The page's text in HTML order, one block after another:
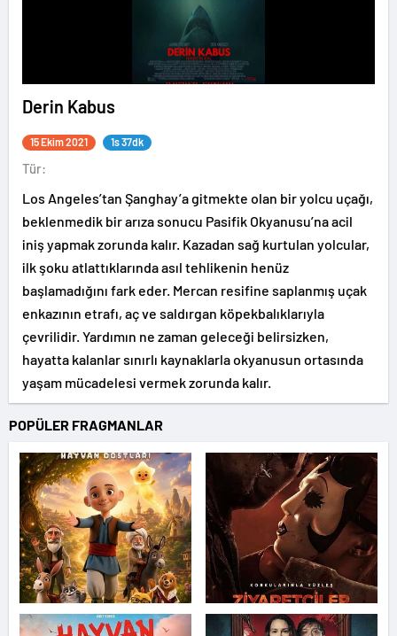
Derin Kabus
15 Ekim 2021 1s 37dk
Tür:
Los Angeles’tan Şanghay’a gitmekte olan bir yolcu uçağı,
beklenmedik bir arıza sonucu Pasifik Okyanusu’na acil
iniş yapmak zorunda kalır. Kazadan sağ kurtulan yolcular,
ilk şoku atlattıklarında asıl tehlikenin henüz
başlamadığını fark eder. Mercan resifine saplanmış uçak
enkazının etrafı, aç ve saldırgan köpekbalıklarıyla
çevrilidir. Yardımın ne zaman geleceği belirsizken,
hayatta kalanlar sınırlı kaynaklarla okyanusun ortasında
yaşam mücadelesi vermek zorunda kalır.
POPÜLER FRAGMANLAR